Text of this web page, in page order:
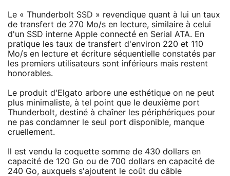
Le « Thunderbolt SSD » revendique quant à lui un taux
de transfert de 270 Mo/s en lecture, similaire à celui
d'un SSD interne Apple connecté en Serial ATA. En
pratique les taux de transfert d'environ 220 et 110
Mo/s en lecture et écriture séquentielle constatés par
les premiers utilisateurs sont inférieurs mais restent
honorables.
Le produit d'Elgato arbore une esthétique on ne peut
plus minimaliste, à tel point que le deuxième port
Thunderbolt, destiné à chaîner les périphériques pour
ne pas condamner le seul port disponible, manque
cruellement.
Il est vendu la coquette somme de 430 dollars en
capacité de 120 Go ou de 700 dollars en capacité de
240 Go, auxquels s'ajoutent le coût du câble